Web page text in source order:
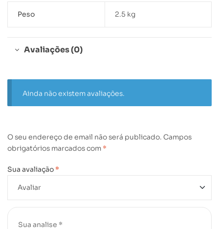
Peso 2.5 kg
Avaliações (0)
Ainda não existem avaliações.
O seu endereço de email não será publicado. Campos
obrigatórios marcados com *
Sua avaliação *